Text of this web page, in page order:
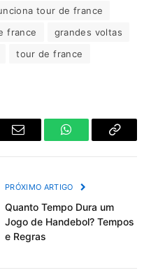
tour de france
france
grandes voltas
tour de france
Email WhatsAppCopiar
PRÓXIMO ARTIGO
Quanto Tempo Dura um
Jogo de Handebol? Tempos
e Regras